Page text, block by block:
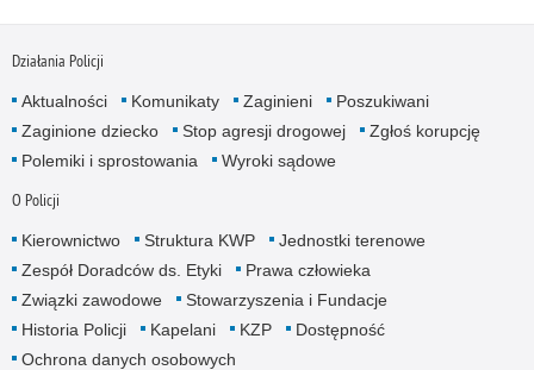
Działania Policji
Aktualności Komunikaty Zaginieni
Poszukiwani
Zaginione dziecko
Stop agresji drogowej
Zgłoś korupcję
Polemiki i sprostowania
Wyroki sądowe
O Policji
Kierownictwo Struktura KWP
Jednostki terenowe
Zespół Doradców ds. Etyki
Prawa człowieka
Związki zawodowe
Stowarzyszenia i Fundacje
Historia Policji
Kapelani KZP
Dostępność
Ochrona danych osobowych